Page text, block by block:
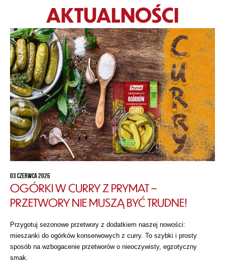
AKTUALNOŚCI
03 CZERWCA 2026
OGÓRKI W CURRY Z PRYMAT –
PRZETWORY NIE MUSZĄ BYĆ TRUDNE!
Przygotuj sezonowe przetwory z dodatkiem naszej nowości:
mieszanki do ogórków konserwowych z curry. To szybki i prosty
sposób na wzbogacenie przetworów o nieoczywisty, egzotyczny
smak.